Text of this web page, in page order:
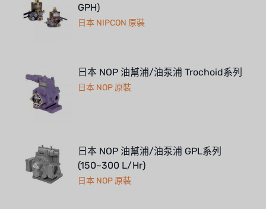
GPH)
日本 NIPCON 原裝
日本 NOP 油幫浦/油泵浦 Trochoid系列
日本 NOP 原裝
日本 NOP 油幫浦/油泵浦 GPL系列
(150~300 L/Hr)
日本 NOP 原裝